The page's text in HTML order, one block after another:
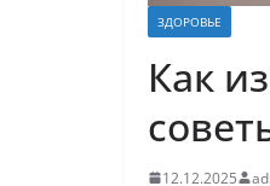
ЗДОРОВЬЕ
Как
12.12.2025